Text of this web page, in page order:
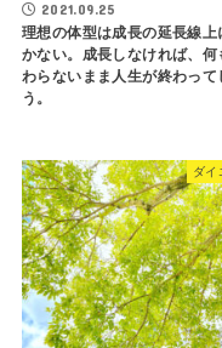
2021.09.25
理想の体型は成長の延長線上
かない。成長しなければ、何
わらないまま人生が終わって
う。
ダイ